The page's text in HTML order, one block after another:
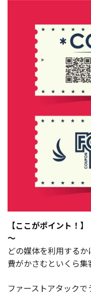
【ここがポイント！
～
どの媒体を利用する
費がかさむといくら集
ファーストアタック